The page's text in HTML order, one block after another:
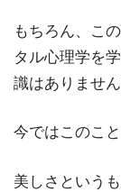
もちろん、こ
タル心理学を
識はありません
今ではこのこ
美しさという